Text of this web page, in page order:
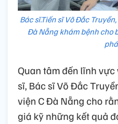
Bác sĩ.Tiến sĩ Võ Đắc
Đà Nẵng khám bệnh cho
Quan tâm đến lĩnh vực
sĩ, Bác sĩ Võ Đắc
viện C Đà Nẵng cho
giá kỹ những kết quả